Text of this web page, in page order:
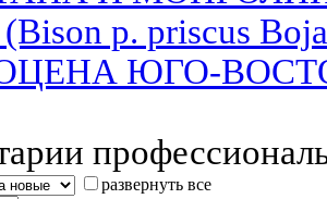
p. priscus
ЮГО-
развернуть все